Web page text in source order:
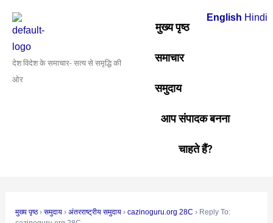
content
देश विदेश के समाचार- सत्य से समृद्धि की
ओर
मुख्य पृष्ठ
समाचार
समुदाय
आप संपादक बनना
चाहते हैं?
मुख्य पृष्ठ › समुदाय › अंतरराष्ट्रीय समुदाय › cazinoguru.org 28C › Reply To:
navigation
English Hindi